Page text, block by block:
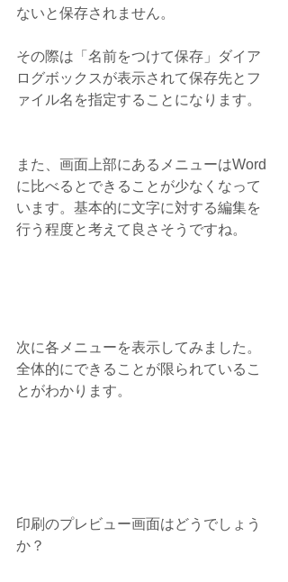
ないと保存されません。
その際は「名前をつけて保存」ダイア
ログボックスが表示されて保存先とフ
ァイル名を指定することになります。
また、画面上部にあるメニューはWord
に比べるとできることが少なくなって
います。基本的に文字に対する編集を
行う程度と考えて良さそうですね。
次に各メニューを表示してみました。
全体的にできることが限られているこ
とがわかります。
印刷のプレビュー画面はどうでしょう
か？